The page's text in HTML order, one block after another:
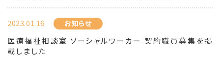
2023.01.16 お知らせ
医療福祉相談室 ソーシャルワーカー 契約職員募集を掲
載しました